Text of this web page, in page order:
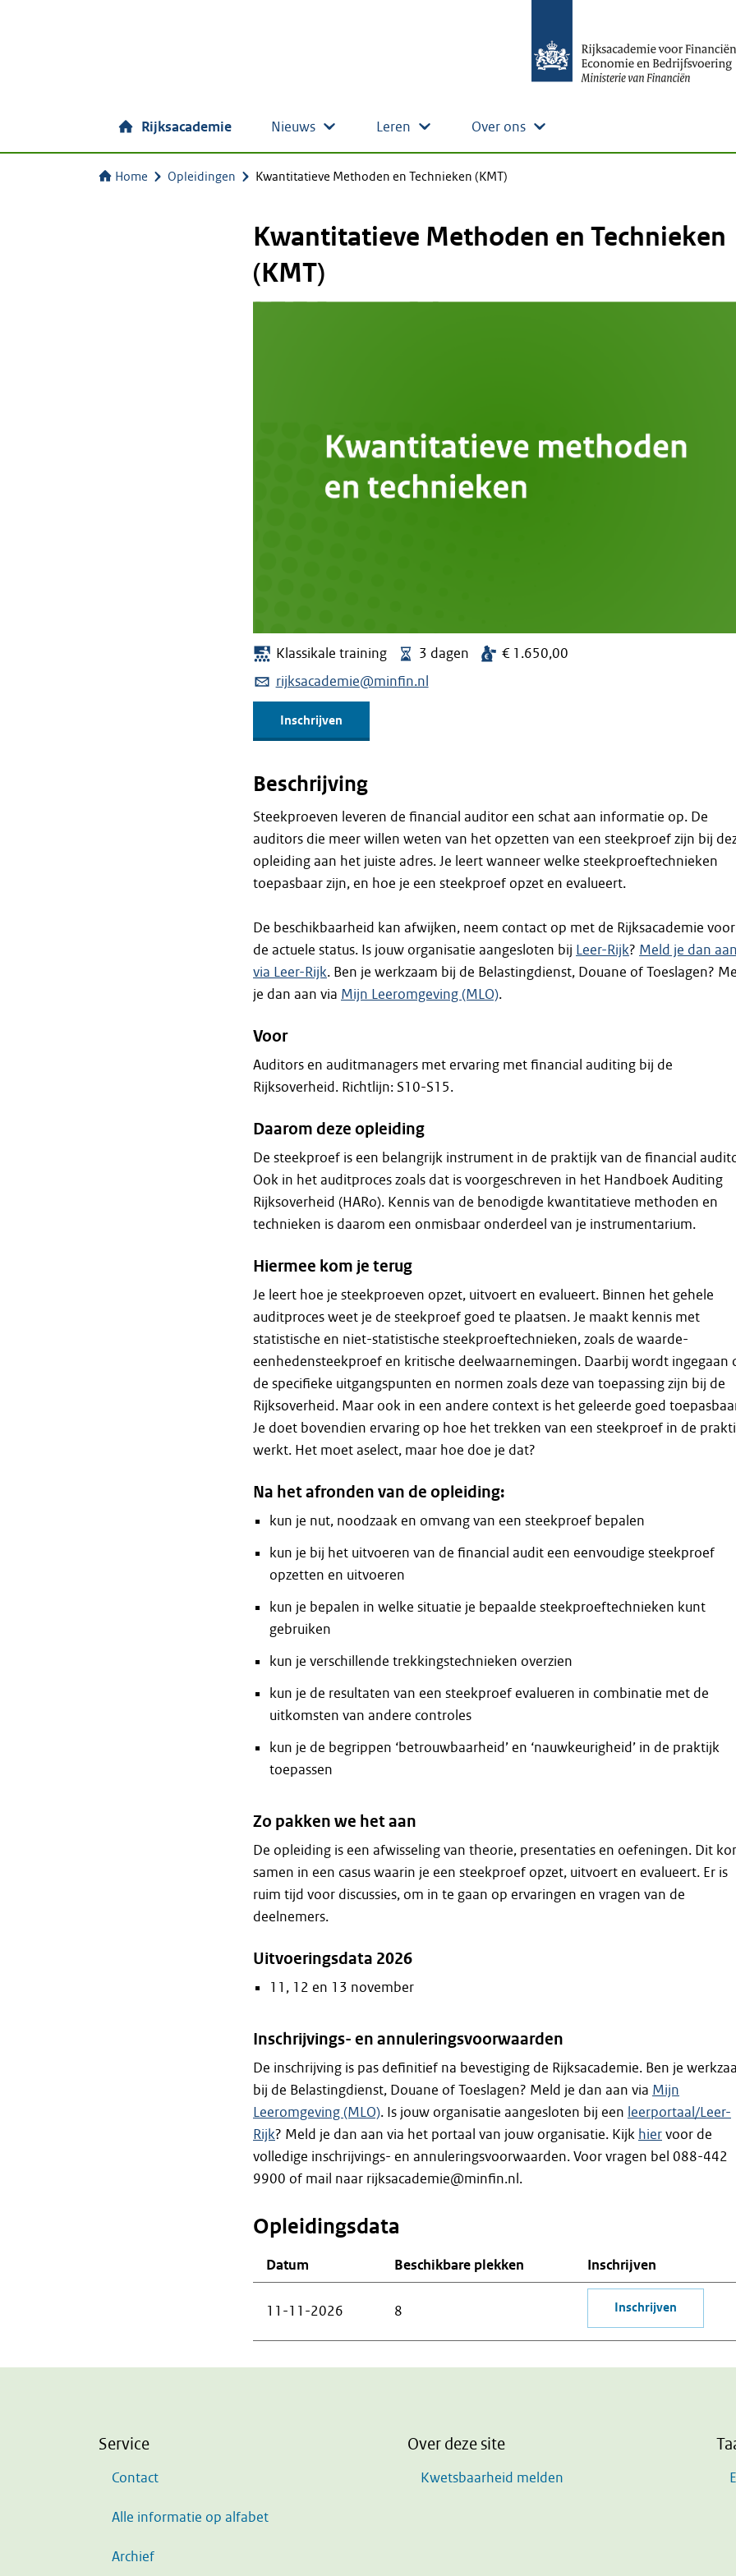
Rijksacademie Nieuws Leren Over ons
Home Opleidingen Kwantitatieve Methoden en Technieken (KMT)
Kwantitatieve Methoden en Technieken
(KMT)
Klassikale training 3 dagen
€ 1.650,00
rijksacademie@minfin.nl
Inschrijven
Beschrijving
Steekproeven leveren de financial auditor een schat aan informatie op. De
auditors die meer willen weten van het opzetten van een steekproef zijn bij
opleiding aan het juiste adres. Je leert wanneer welke steekproeftechnieken
toepasbaar zijn, en hoe je een steekproef opzet en evalueert.
De beschikbaarheid kan afwijken, neem contact op met de Rijksacademie voor
de actuele status. Is jouw organisatie aangesloten bij Leer-Rijk? Meld je dan aan
via Leer-Rijk. Ben je werkzaam bij de Belastingdienst, Douane of Toeslagen?
je dan aan via Mijn Leeromgeving (MLO).
Voor
Auditors en auditmanagers met ervaring met financial auditing bij de
Rijksoverheid. Richtlijn: S10-S15.
Daarom deze opleiding
De steekproef is een belangrijk instrument in de praktijk van de financial
Ook in het auditproces zoals dat is voorgeschreven in het Handboek Auditing
Rijksoverheid (HARo). Kennis van de benodigde kwantitatieve methoden en
technieken is daarom een onmisbaar onderdeel van je instrumentarium.
Hiermee kom je terug
Je leert hoe je steekproeven opzet, uitvoert en evalueert. Binnen het gehele
auditproces weet je de steekproef goed te plaatsen. Je maakt kennis met
statistische en niet-statistische steekproeftechnieken, zoals de waarde-
eenhedensteekproef en kritische deelwaarnemingen. Daarbij wordt ingegaan
de specifieke uitgangspunten en normen zoals deze van toepassing zijn bij de
Rijksoverheid. Maar ook in een andere context is het geleerde goed
Je doet bovendien ervaring op hoe het trekken van een steekproef in de
werkt. Het moet aselect, maar hoe doe je dat?
Na het afronden van de opleiding:
kun je nut, noodzaak en omvang van een steekproef bepalen
kun je bij het uitvoeren van de financial audit een eenvoudige steekproef
opzetten en uitvoeren
kun je bepalen in welke situatie je bepaalde steekproeftechnieken kunt
gebruiken
kun je verschillende trekkingstechnieken overzien
kun je de resultaten van een steekproef evalueren in combinatie met de
uitkomsten van andere controles
kun je de begrippen ‘betrouwbaarheid’ en ‘nauwkeurigheid’ in de praktijk
toepassen
Zo pakken we het aan
De opleiding is een afwisseling van theorie, presentaties en oefeningen. Dit
samen in een casus waarin je een steekproef opzet, uitvoert en evalueert. Er is
ruim tijd voor discussies, om in te gaan op ervaringen en vragen van de
deelnemers.
Uitvoeringsdata 2026
11, 12 en 13 november
Inschrijvings- en annuleringsvoorwaarden
De inschrijving is pas definitief na bevestiging de Rijksacademie. Ben je
bij de Belastingdienst, Douane of Toeslagen? Meld je dan aan via Mijn
Leeromgeving (MLO). Is jouw organisatie aangesloten bij een leerportaal/Leer-
Rijk? Meld je dan aan via het portaal van jouw organisatie. Kijk hiervoor de
volledige inschrijvings- en annuleringsvoorwaarden. Voor vragen bel 088-442
9900 of mail naar rijksacademie@minfin.nl.
Opleidingsdata
Datum Beschikbare plekken Inschrijven
11-11-2026 8 Inschrijven
Service
Contact
Alle informatie op alfabet
Archief
Over deze site
Kwetsbaarheid melden